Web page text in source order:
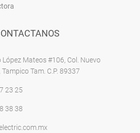
López Mateos #106, Col. Nuevo
Tam. C.P. 89337
23 25
38 38